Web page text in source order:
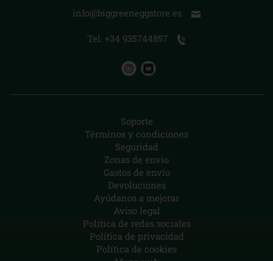
info@biggreeneggstore.es
Tel: +34 935744857
Soporte
Términos y condiciones
Seguridad
Zonas de envío
Gastos de envío
Devoluciones
Ayúdanos a mejorar
Aviso legal
Política de redes sociales
Política de privacidad
Política de cookies